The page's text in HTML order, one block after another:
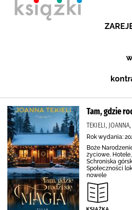
Tam, gdzie
TEKIELI,
Rok wydania:
Boże
życiowe,
Schroniska
Społeczności
nowele